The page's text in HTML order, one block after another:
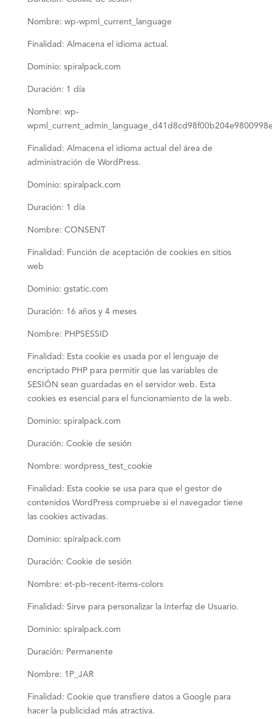
Nombre: wp-wpml_current_language
Finalidad: Almacena el idioma actual.
Dominio: spiralpack.com
Duración: 1 día
Nombre: wp-
Finalidad: Almacena el idioma actual del área de
administración de WordPress.
Dominio: spiralpack.com
Duración: 1 día
Nombre: CONSENT
Finalidad: Función de aceptación de cookies en sitios
web
Dominio: gstatic.com
Duración: 16 años y 4 meses
Nombre: PHPSESSID
Finalidad: Esta cookie es usada por el lenguaje de
encriptado PHP para permitir que las variables de
SESIÓN sean guardadas en el servidor web. Esta
cookies es esencial para el funcionamiento de la web.
Dominio: spiralpack.com
Duración: Cookie de sesión
Nombre: wordpress_test_cookie
Finalidad: Esta cookie se usa para que el gestor de
contenidos WordPress compruebe si el navegador tiene
las cookies activadas.
Dominio: spiralpack.com
Duración: Cookie de sesión
Nombre: et-pb-recent-items-colors
Finalidad: Sirve para personalizar la Interfaz de Usuario.
Dominio: spiralpack.com
Duración: Permanente
Nombre: 1P_JAR
Finalidad: Cookie que transfiere datos a Google para
hacer la publicidad más atractiva.